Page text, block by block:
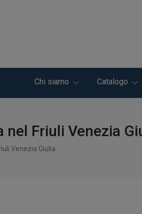
Chi siamo Catalogo
Friuli Venezia
Venezia Giulia